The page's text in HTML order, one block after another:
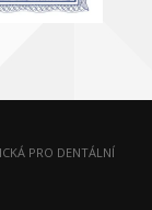
PRO DENTÁLNÍ